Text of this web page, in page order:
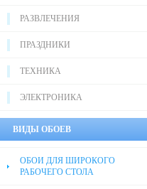
РАЗВЛЕЧЕНИЯ
ПРАЗДНИКИ
ТЕХНИКА
ЭЛЕКТРОНИКА
ВИДЫ ОБОЕВ
ОБОИ ДЛЯ ШИРОКОГО
РАБОЧЕГО СТОЛА